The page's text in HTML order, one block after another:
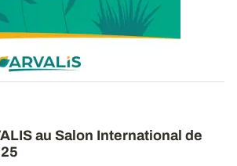
de l’institut. 40 pages pour
au Salon International de